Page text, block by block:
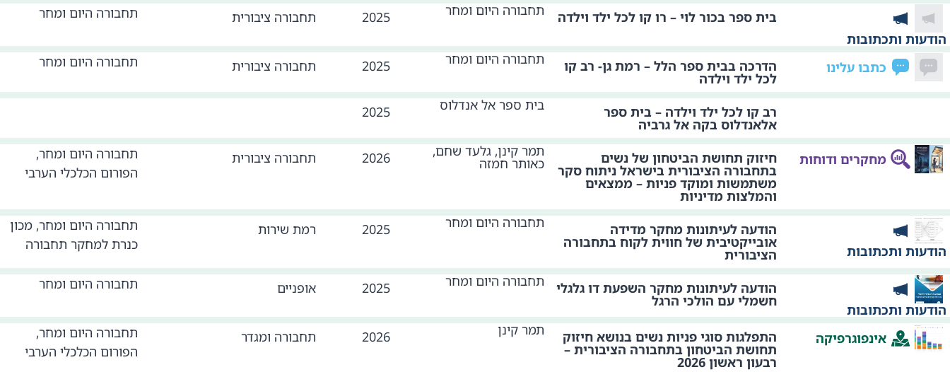
הודעות ותכתובות
בית ספר בכור לוי – רו קו לכל ילד וילדה תחבורה היום ומחר 2025 תחבורה ציבורית תחבורה היום ומחר
כתבו עלינו הדרכה בבית ספר הלל – רמת גן- רב קו
לכל ילד וילדה
תחבורה היום ומחר 2025 תחבורה ציבורית תחבורה היום ומחר
רב קו לכל ילד וילדה – בית ספר
אלאנדלוס בקה אל גרביה
בית ספר אל אנדלוס 2025
מחקרים ודוחות חיזוק תחושת הביטחון של נשים
בתחבורה הציבורית בישראל ניתוח סקר
משתמשות ומוקד פניות – ממצאים
והמלצות מדיניות
תמר קינן, גלעד שחם,
כאותר חמזה 2026 תחבורה ציבורית
תחבורה היום ומחר,
הפורום הכלכלי הערבי
הודעות ותכתובות
הודעה לעיתונות מחקר מדידה
אובייקטיבית של חווית לקוח בתחבורה
הציבורית
תחבורה היום ומחר 2025 רמת שירות
תחבורה היום ומחר, מכון
כנרת למחקר תחבורה
הודעות ותכתובות
הודעה לעיתונות מחקר השפעת דו גלגלי
חשמלי עם הולכי הרגל
תחבורה היום ומחר 2025 אופניים תחבורה היום ומחר
אינפוגרפיקה התפלגות סוגי פניות נשים בנושא חיזוק
תחושת הביטחון בתחבורה הציבורית –
רבעון ראשון 2026
תמר קינן 2026 תחבורה ומגדר
תחבורה היום ומחר,
הפורום הכלכלי הערבי